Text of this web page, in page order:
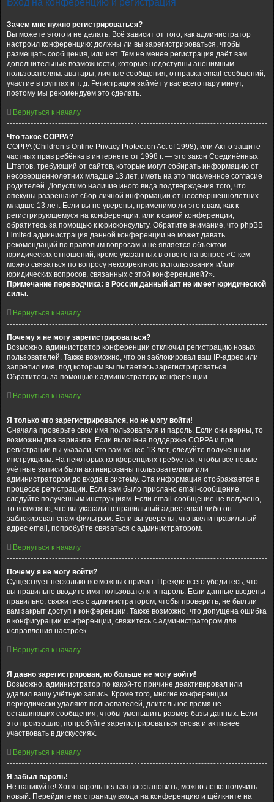
Вход на конференцию и регистрация
Зачем мне нужно регистрироваться?
Вы можете этого и не делать. Всё зависит от того, как администратор
настроил конференцию: должны ли вы зарегистрироваться, чтобы
размещать сообщения, или нет. Тем не менее регистрация даёт вам
дополнительные возможности, которые недоступны анонимным
пользователям: аватары, личные сообщения, отправка email-сообщений,
участие в группах и т. д. Регистрация займёт у вас всего пару минут,
поэтому мы рекомендуем это сделать.
Вернуться к началу
Что такое COPPA?
COPPA (Children’s Online Privacy Protection Act of 1998), или Акт о защите
частных прав ребёнка в интернете от 1998 г. — это закон Соединённых
Штатов, требующий от сайтов, которые могут собирать информацию от
несовершеннолетних младше 13 лет, иметь на это письменное согласие
родителей. Допустимо наличие иного вида подтверждения того, что
опекуны разрешают сбор личной информации от несовершеннолетних
младше 13 лет. Если вы не уверены, применимо ли это к вам, как к
регистрирующемуся на конференции, или к самой конференции,
обратитесь за помощью к юрисконсульту. Обратите внимание, что phpBB
Limited администрация данной конференции не может давать
рекомендаций по правовым вопросам и не является объектом
юридических отношений, кроме указанных в ответе на вопрос «С кем
можно связаться по вопросу некорректного использования и/или
юридических вопросов, связанных с этой конференцией?».
Примечание переводчика: в России данный акт не имеет юридической
силы..
Вернуться к началу
Почему я не могу зарегистрироваться?
Возможно, администратор конференции отключил регистрацию новых
пользователей. Также возможно, что он заблокировал ваш IP-адрес или
запретил имя, под которым вы пытаетесь зарегистрироваться.
Обратитесь за помощью к администратору конференции.
Вернуться к началу
Я только что зарегистрировался, но не могу войти!
Сначала проверьте свои имя пользователя и пароль. Если они верны, то
возможны два варианта. Если включена поддержка COPPA и при
регистрации вы указали, что вам менее 13 лет, следуйте полученным
инструкциям. На некоторых конференциях требуется, чтобы все новые
учётные записи были активированы пользователями или
администратором до входа в систему. Эта информация отображается в
процессе регистрации. Если вам было прислано email-сообщение,
следуйте полученным инструкциям. Если email-сообщение не получено,
то возможно, что вы указали неправильный адрес email либо он
заблокирован спам-фильтром. Если вы уверены, что ввели правильный
адрес email, попробуйте связаться с администратором.
Вернуться к началу
Почему я не могу войти?
Существует несколько возможных причин. Прежде всего убедитесь, что
вы правильно вводите имя пользователя и пароль. Если данные введены
правильно, свяжитесь с администратором, чтобы проверить, не был ли
вам закрыт доступ к конференции. Также возможно, что допущена ошибка
в конфигурации конференции, свяжитесь с администратором для
исправления настроек.
Вернуться к началу
Я давно зарегистрирован, но больше не могу войти!
Возможно, администратор по какой-то причине деактивировал или
удалил вашу учётную запись. Кроме того, многие конференции
периодически удаляют пользователей, длительное время не
оставляющих сообщения, чтобы уменьшить размер базы данных. Если
это произошло, попробуйте зарегистрироваться снова и активнее
участвовать в дискуссиях.
Вернуться к началу
Я забыл пароль!
Не паникуйте! Хотя пароль нельзя восстановить, можно легко получить
новый. Перейдите на страницу входа на конференцию и щёлкните на